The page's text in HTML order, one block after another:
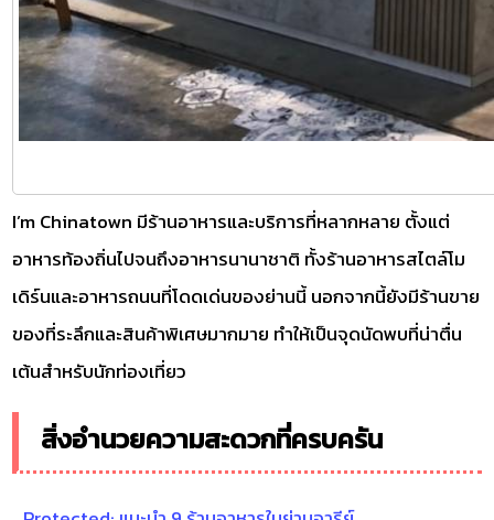
I’m Chinatown มีร้านอาหารและบริการที่หลากหลาย ตั้งแต่
อาหารท้องถิ่นไปจนถึงอาหารนานาชาติ ทั้งร้านอาหารสไตล์โม
เดิร์นและอาหารถนนที่โดดเด่นของย่านนี้ นอกจากนี้ยังมีร้านขาย
ของที่ระลึกและสินค้าพิเศษมากมาย ทำให้เป็นจุดนัดพบที่น่าตื่น
เต้นสำหรับนักท่องเที่ยว
สิ่งอำนวยความสะดวกที่ครบครัน